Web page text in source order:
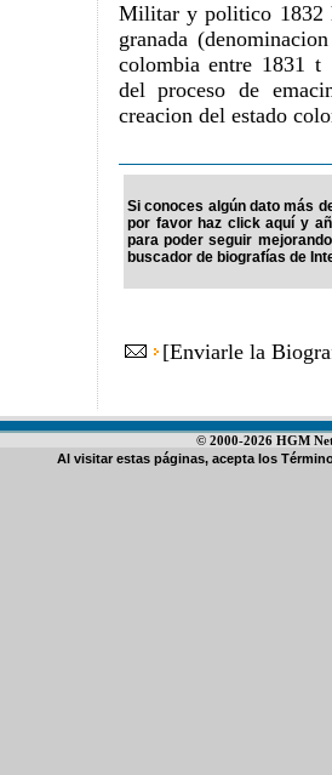
Militar y politico 1832
granada
colombia entre 1831 t
del proceso de
creacion del estado
Si conoces algún dato más
por favor haz click aquí y
para poder seguir
buscador de biografías de
[Enviarle la
© 2000-2026 HGM
Al visitar estas páginas, acepta los